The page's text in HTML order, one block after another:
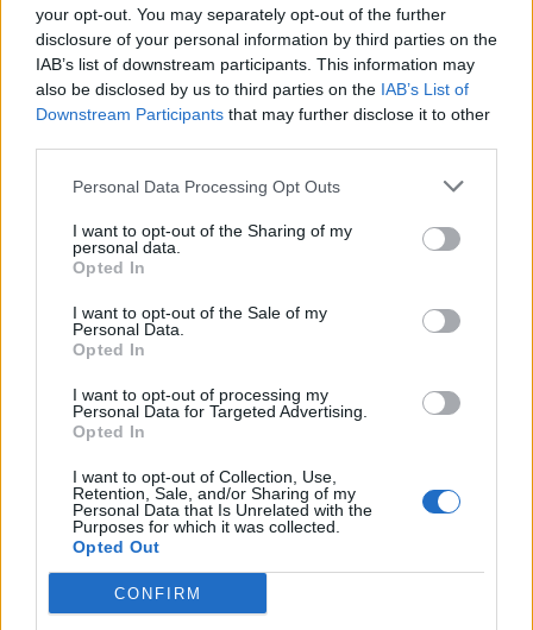
your opt-out. You may separately opt-out of the further
disclosure of your personal information by third parties on the
IAB’s list of downstream participants. This information may
also be disclosed by us to third parties on the IAB’s List of
Downstream Participants that may further disclose it to other
Personal Data Processing Opt Outs
I want to opt-out of the Sharing of my
personal data.
Opted In
I want to opt-out of the Sale of my
Personal Data.
Opted In
I want to opt-out of processing my
Personal Data for Targeted Advertising.
Opted In
I want to opt-out of Collection, Use,
Retention, Sale, and/or Sharing of my
Personal Data that Is Unrelated with the
Purposes for which it was collected.
Opted Out
CONFIRM
PIFF I VARDAGSRUMMET
Hej finingar,
flitigare på Instagram nu när det har varit så jäkla varmt.
Hoppas att ni också har en skön sommar, och njuter av
sol och bad.
För 10 veckor sedan beställde jag en soffa, och vet inte